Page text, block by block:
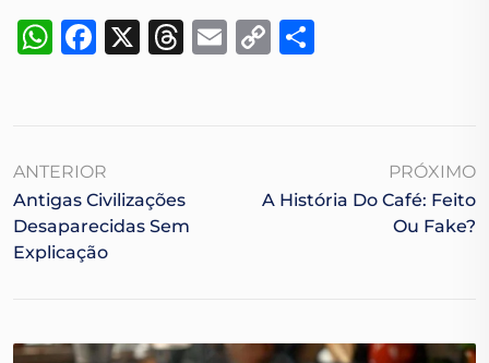
WhatsApp
Facebook
X Threads
Email
Copy
ANTERIOR
Antigas Civilizações
Desaparecidas Sem
Explicação
PRÓXIMO
A História Do Café: Feito
Ou Fake?